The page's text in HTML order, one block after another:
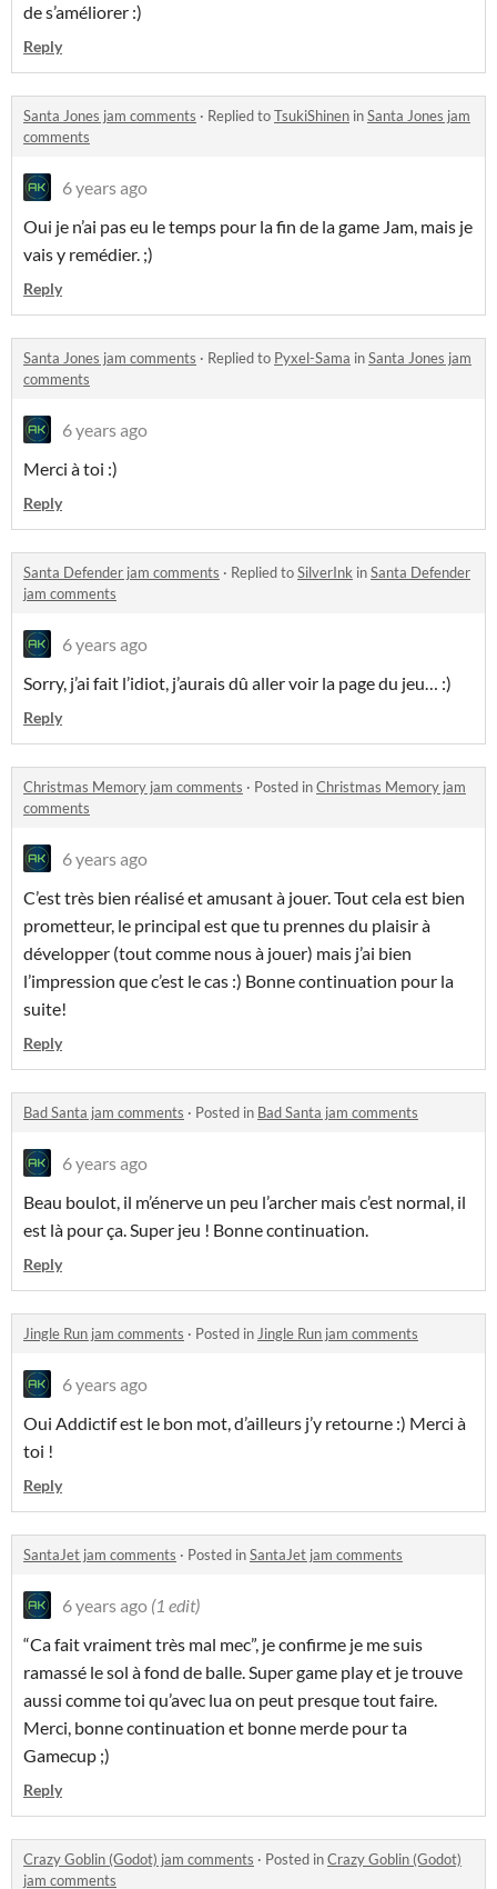
de s’améliorer :)
Reply
Santa Jones jam comments · Replied toTsukiShinen inSanta Jones jam
comments
6 years ago
Oui je n’ai pas eu le temps pour la fin de la game Jam, mais je
vais y remédier. ;)
Reply
Santa Jones jam comments · Replied to Pyxel-Sama inSanta Jones jam
comments
6 years ago
Merci à toi :)
Reply
Santa Defender jam comments · Replied toSilverInk inSanta Defender
jam comments
6 years ago
Sorry, j’ai fait l’idiot, j’aurais dû aller voir la page du jeu… :)
Reply
Christmas Memory jam comments · Posted inChristmas Memory jam
comments
6 years ago
C’est très bien réalisé et amusant à jouer. Tout cela est bien
prometteur, le principal est que tu prennes du plaisir à
développer (tout comme nous à jouer) mais j’ai bien
l’impression que c’est le cas :) Bonne continuation pour la
suite!
Reply
Bad Santa jam comments · Posted in Bad Santa jam comments
6 years ago
Beau boulot, il m’énerve un peu l’archer mais c’est normal, il
est là pour ça. Super jeu ! Bonne continuation.
Reply
Jingle Run jam comments · Posted inJingle Run jam comments
6 years ago
Oui Addictif est le bon mot, d’ailleurs j’y retourne :) Merci à
toi !
Reply
SantaJet jam comments · Posted inSantaJet jam comments
6 years ago (1 edit)
“Ca fait vraiment très mal mec”, je confirme je me suis
ramassé le sol à fond de balle. Super game play et je trouve
aussi comme toi qu’avec lua on peut presque tout faire.
Merci, bonne continuation et bonne merde pour ta
Gamecup ;)
Reply
Crazy Goblin (Godot) jam comments · Posted inCrazy Goblin (Godot)
jam comments